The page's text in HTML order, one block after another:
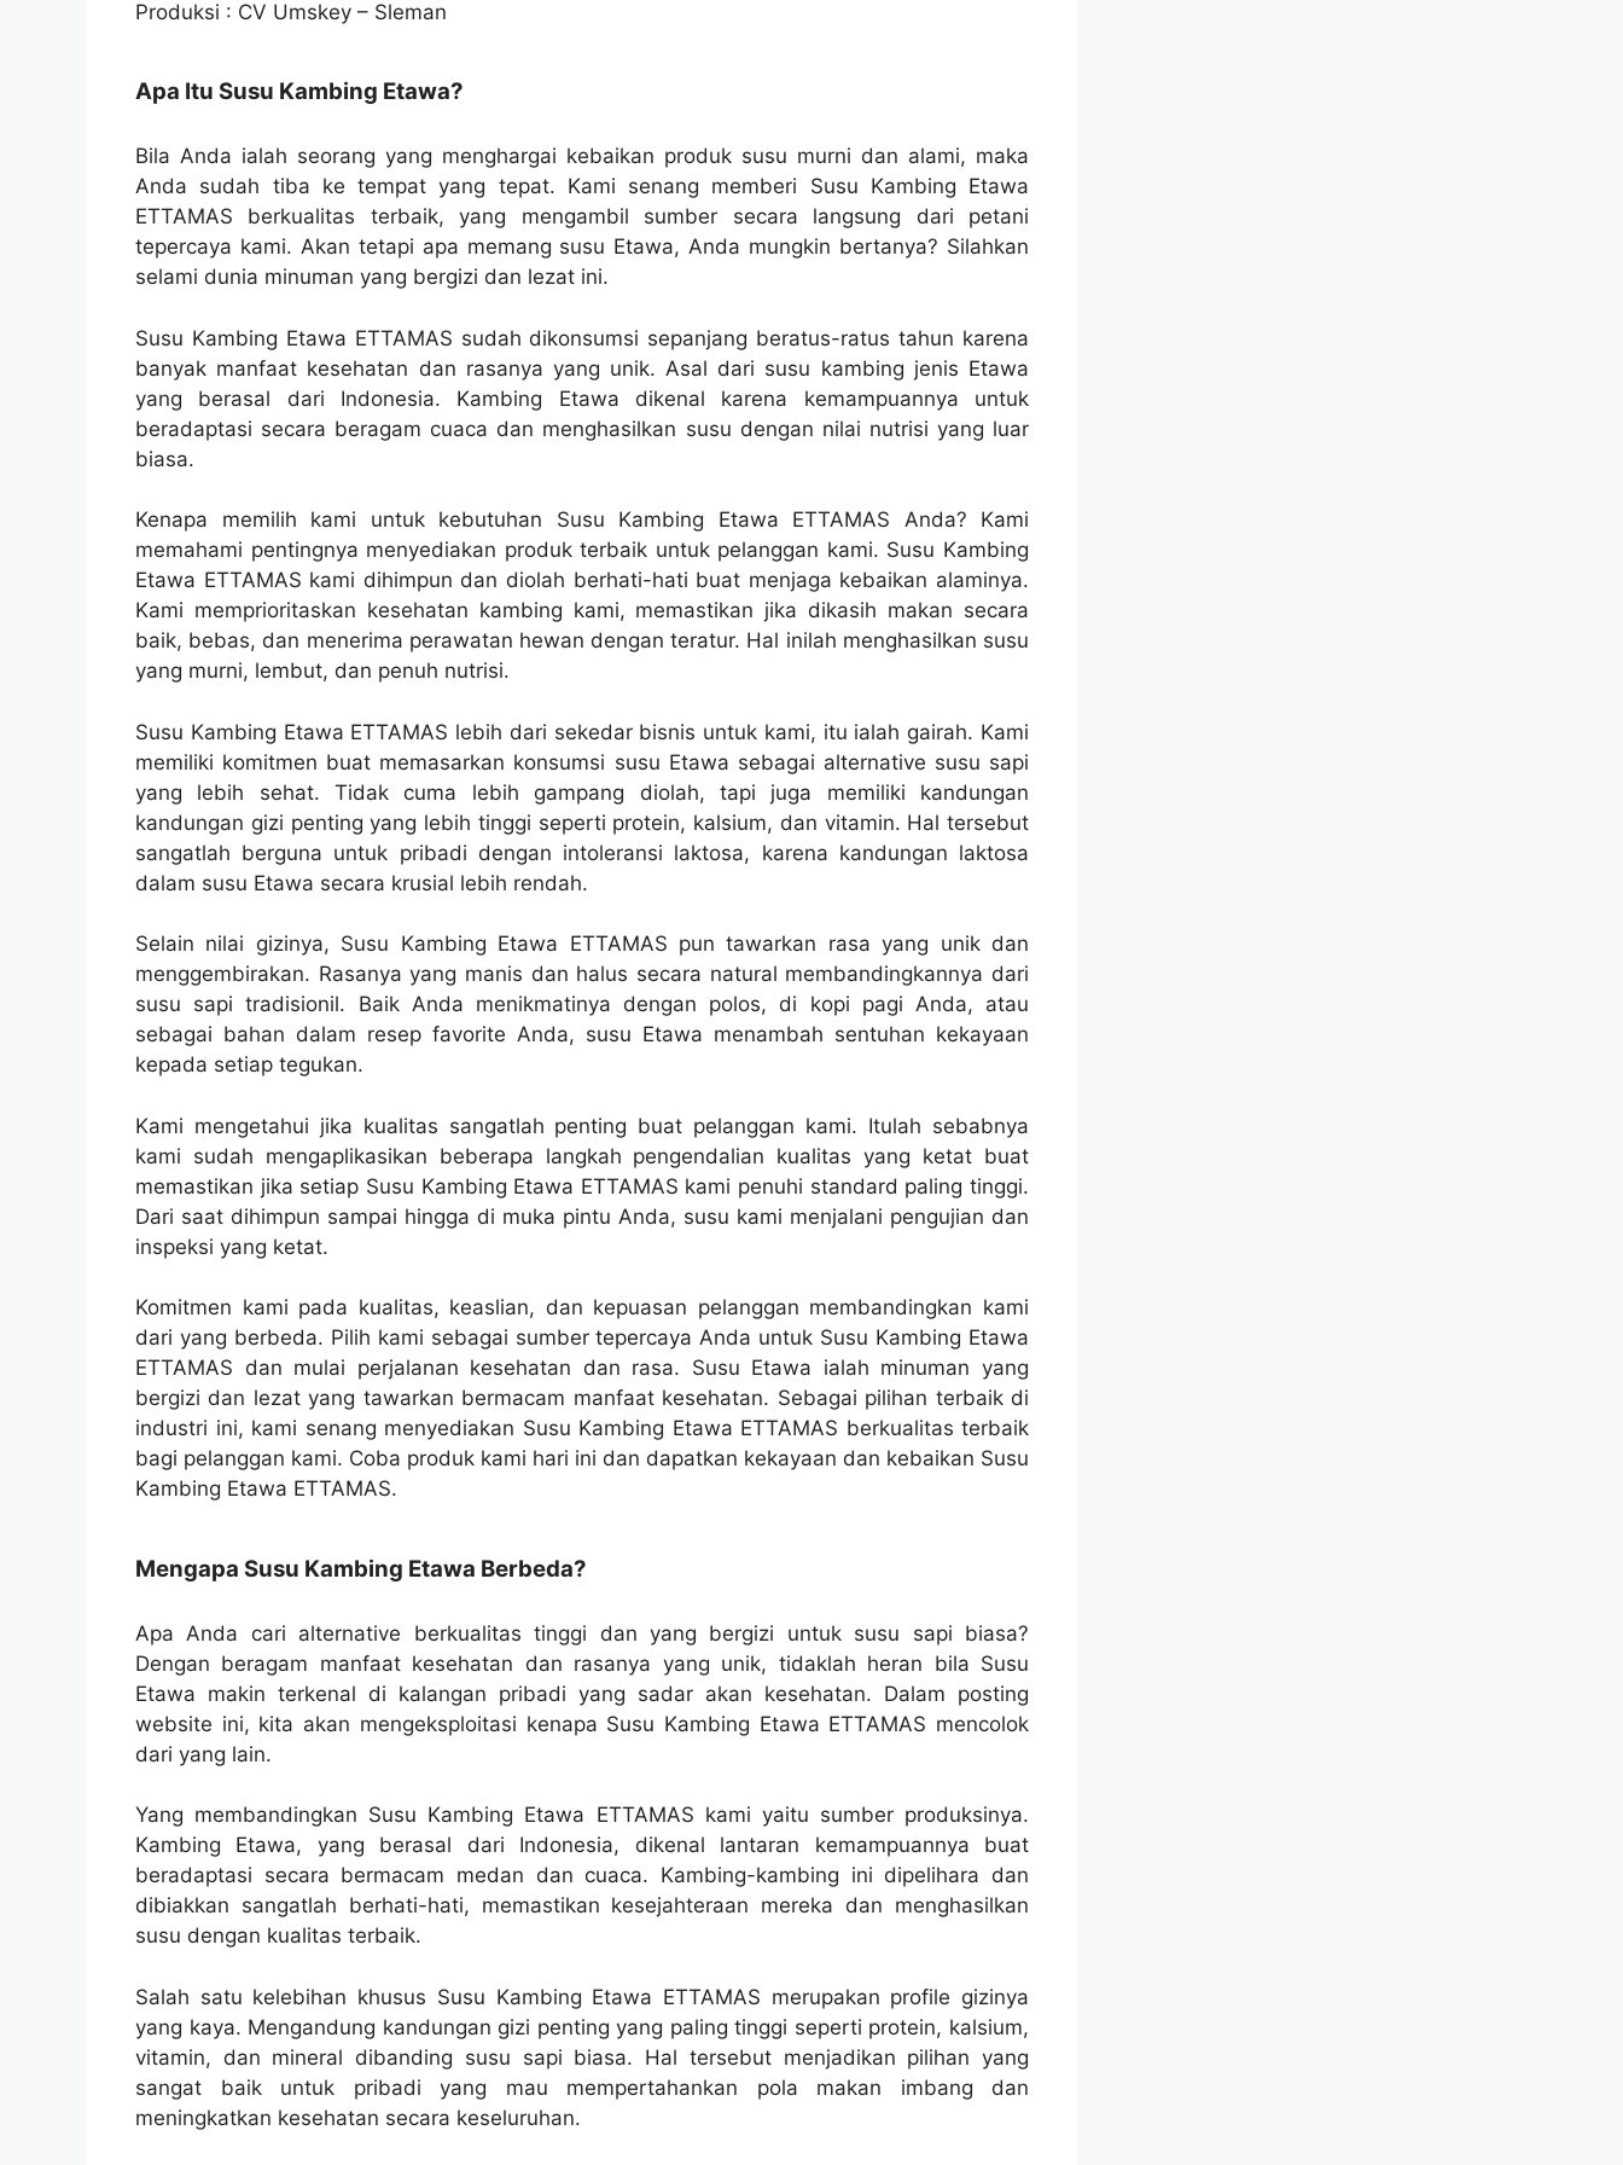
Produksi : CV Umskey – Sleman
Apa Itu Susu Kambing Etawa?
Bila Anda ialah seorang yang menghargai kebaikan produk susu murni dan alami, maka
Anda sudah tiba ke tempat yang tepat. Kami senang memberi Susu Kambing Etawa
ETTAMAS berkualitas terbaik, yang mengambil sumber secara langsung dari petani
tepercaya kami. Akan tetapi apa memang susu Etawa, Anda mungkin bertanya? Silahkan
selami dunia minuman yang bergizi dan lezat ini.
Susu Kambing Etawa ETTAMAS sudah dikonsumsi sepanjang beratus-ratus tahun karena
banyak manfaat kesehatan dan rasanya yang unik. Asal dari susu kambing jenis Etawa
yang berasal dari Indonesia. Kambing Etawa dikenal karena kemampuannya untuk
beradaptasi secara beragam cuaca dan menghasilkan susu dengan nilai nutrisi yang luar
biasa.
Kenapa memilih kami untuk kebutuhan Susu Kambing Etawa ETTAMAS Anda? Kami
memahami pentingnya menyediakan produk terbaik untuk pelanggan kami. Susu Kambing
Etawa ETTAMAS kami dihimpun dan diolah berhati-hati buat menjaga kebaikan alaminya.
Kami memprioritaskan kesehatan kambing kami, memastikan jika dikasih makan secara
baik, bebas, dan menerima perawatan hewan dengan teratur. Hal inilah menghasilkan susu
yang murni, lembut, dan penuh nutrisi.
Susu Kambing Etawa ETTAMAS lebih dari sekedar bisnis untuk kami, itu ialah gairah. Kami
memiliki komitmen buat memasarkan konsumsi susu Etawa sebagai alternative susu sapi
yang lebih sehat. Tidak cuma lebih gampang diolah, tapi juga memiliki kandungan
kandungan gizi penting yang lebih tinggi seperti protein, kalsium, dan vitamin. Hal tersebut
sangatlah berguna untuk pribadi dengan intoleransi laktosa, karena kandungan laktosa
dalam susu Etawa secara krusial lebih rendah.
Selain nilai gizinya, Susu Kambing Etawa ETTAMAS pun tawarkan rasa yang unik dan
menggembirakan. Rasanya yang manis dan halus secara natural membandingkannya dari
susu sapi tradisionil. Baik Anda menikmatinya dengan polos, di kopi pagi Anda, atau
sebagai bahan dalam resep favorite Anda, susu Etawa menambah sentuhan kekayaan
kepada setiap tegukan.
Kami mengetahui jika kualitas sangatlah penting buat pelanggan kami. Itulah sebabnya
kami sudah mengaplikasikan beberapa langkah pengendalian kualitas yang ketat buat
memastikan jika setiap Susu Kambing Etawa ETTAMAS kami penuhi standard paling tinggi.
Dari saat dihimpun sampai hingga di muka pintu Anda, susu kami menjalani pengujian dan
inspeksi yang ketat.
Komitmen kami pada kualitas, keaslian, dan kepuasan pelanggan membandingkan kami
dari yang berbeda. Pilih kami sebagai sumber tepercaya Anda untuk Susu Kambing Etawa
ETTAMAS dan mulai perjalanan kesehatan dan rasa. Susu Etawa ialah minuman yang
bergizi dan lezat yang tawarkan bermacam manfaat kesehatan. Sebagai pilihan terbaik di
industri ini, kami senang menyediakan Susu Kambing Etawa ETTAMAS berkualitas terbaik
bagi pelanggan kami. Coba produk kami hari ini dan dapatkan kekayaan dan kebaikan Susu
Kambing Etawa ETTAMAS.
Mengapa Susu Kambing Etawa Berbeda?
Apa Anda cari alternative berkualitas tinggi dan yang bergizi untuk susu sapi biasa?
Dengan beragam manfaat kesehatan dan rasanya yang unik, tidaklah heran bila Susu
Etawa makin terkenal di kalangan pribadi yang sadar akan kesehatan. Dalam posting
website ini, kita akan mengeksploitasi kenapa Susu Kambing Etawa ETTAMAS mencolok
dari yang lain.
Yang membandingkan Susu Kambing Etawa ETTAMAS kami yaitu sumber produksinya.
Kambing Etawa, yang berasal dari Indonesia, dikenal lantaran kemampuannya buat
beradaptasi secara bermacam medan dan cuaca. Kambing-kambing ini dipelihara dan
dibiakkan sangatlah berhati-hati, memastikan kesejahteraan mereka dan menghasilkan
susu dengan kualitas terbaik.
Salah satu kelebihan khusus Susu Kambing Etawa ETTAMAS merupakan profile gizinya
yang kaya. Mengandung kandungan gizi penting yang paling tinggi seperti protein, kalsium,
vitamin, dan mineral dibanding susu sapi biasa. Hal tersebut menjadikan pilihan yang
sangat baik untuk pribadi yang mau mempertahankan pola makan imbang dan
meningkatkan kesehatan secara keseluruhan.